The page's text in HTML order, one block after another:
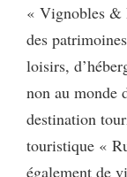
« Vignobles &
des
loisirs,
non au monde
destination
touristique «
également de